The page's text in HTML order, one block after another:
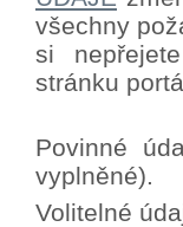
všechny
si
stránku
Povinné
vyplněné).
Volitelné